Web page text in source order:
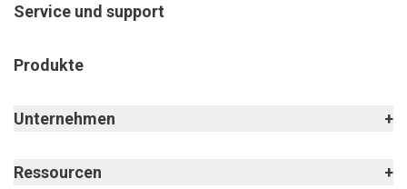
Service und support
Produkte
Unternehmen
Ressourcen